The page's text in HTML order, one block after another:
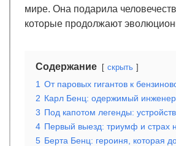
мире. Она подарила
которые продолжают
Содержание скрыть
1 От паровых гигантов к
2 Карл Бенц: одержимый
3 Под капотом легенды:
4 Первый выезд: триумф и страх
5 Берта Бенц: героиня, которая